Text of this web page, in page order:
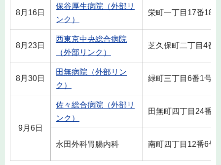
8月16日
保谷厚生病院（外部リ
ンク）
栄町一丁目17番18号
8月23日
西東京中央総合病院
（外部リンク）
芝久保町二丁目4番
8月30日
田無病院（外部リン
ク）
緑町三丁目6番1号
9月6日
佐々総合病院（外部リ
ンク）
田無町四丁目24番
永田外科胃腸内科 南町四丁目12番6号